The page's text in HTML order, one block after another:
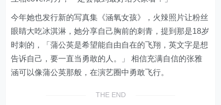
今年她也发行新的写真集《涵氧女孩》，火辣照片让粉丝
眼睛大吃冰淇淋，她分享自己胸前的刺青，提到那是18岁
时刺的，「蒲公英是希望能自由自在的飞翔，英文字是想
告诉自己，要一直当勇敢的人。」 相信充满自信的张雅
涵可以像蒲公英那般，在演艺圈中勇敢飞行。
THE END